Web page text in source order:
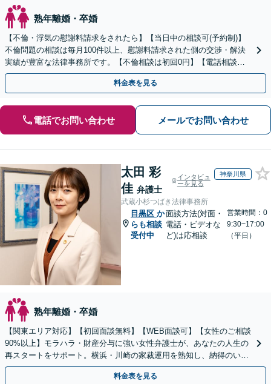
熟年離婚・卒婚
【不倫・浮気の慰謝料請求をされたら】【当日中の相談可(予約制)】
不倫問題の相談は毎月100件以上、慰謝料請求された側の交渉・解決
実績が豊富な法律事務所です。【不倫相談は初回0円】【電話相談で
ご契約まで対応可/来所不要】
料金表を見る
電話でお問い合わせ メールでお問い合わせ
太田 彩
佳 弁護士
インタビュ
ーを見る
神奈川県
武蔵小杉つばき法律事務所
目黒区 か
らも相談
受付中
面談方法(対面・
電話・ビデオな
ど)は応相談
営業時間：0
9:30~17:00
（平日）
熟年離婚・卒婚
【関東エリア対応】【初回面談無料】【WEB面談可】【女性のご相談
90%以上】モラハラ・財産分与に強い女性弁護士が、あなたの人生の
再スタートをサポート。横浜・川崎の家裁運用を熟知し、納得のいく
解決へ。まずは一人で抱え込まずにご相談ください。
料金表を見る